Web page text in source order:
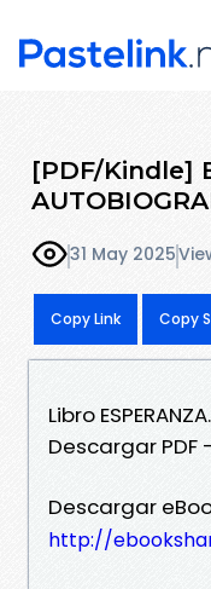
[PDF/Kindle]
31 May 2025
Copy Link Copy
Libro
Descargar PDF
Descargar
http://